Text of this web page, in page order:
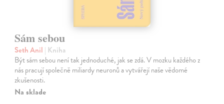
Sám sebou
Seth Anil | Kniha
Být sám sebou není tak jednoduché, jak se zdá. V mozku každého z
nás pracují společně miliardy neuronů a vytvářejí naše vědomé
zkušenosti.
Na sklade